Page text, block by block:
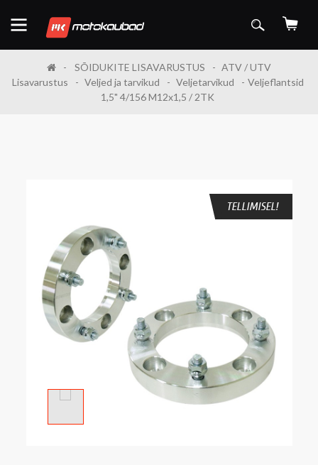
SÕIDUKITE LISAVARUSTUS
ATV / UTV
Lisavarustus
Veljed ja tarvikud Veljetarvikud
Veljeflantsid
1,5" 4/156 M12x1,5 / 2TK
TELLIMISEL!